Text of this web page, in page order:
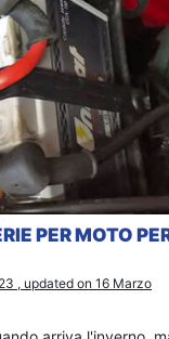
PER MOTO
, updated on 16 Marzo